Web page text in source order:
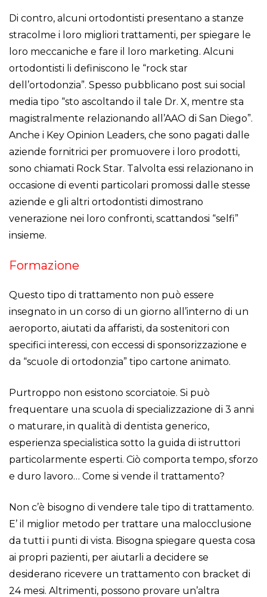
Di contro, alcuni ortodontisti presentano a stanze
stracolme i loro migliori trattamenti, per spiegare le
loro meccaniche e fare il loro marketing. Alcuni
ortodontisti li definiscono le “rock star
dell’ortodonzia”. Spesso pubblicano post sui social
media tipo “sto ascoltando il tale Dr. X, mentre sta
magistralmente relazionando all’AAO di San Diego”.
Anche i Key Opinion Leaders, che sono pagati dalle
aziende fornitrici per promuovere i loro prodotti,
sono chiamati Rock Star. Talvolta essi relazionano in
occasione di eventi particolari promossi dalle stesse
aziende e gli altri ortodontisti dimostrano
venerazione nei loro confronti, scattandosi “selfi”
insieme.
Formazione
Questo tipo di trattamento non può essere
insegnato in un corso di un giorno all’interno di un
aeroporto, aiutati da affaristi, da sostenitori con
specifici interessi, con eccessi di sponsorizzazione e
da “scuole di ortodonzia” tipo cartone animato.
Purtroppo non esistono scorciatoie. Si può
frequentare una scuola di specializzazione di 3 anni
o maturare, in qualità di dentista generico,
esperienza specialistica sotto la guida di istruttori
particolarmente esperti. Ciò comporta tempo, sforzo
e duro lavoro… Come si vende il trattamento?
Non c’è bisogno di vendere tale tipo di trattamento.
E’ il miglior metodo per trattare una malocclusione
da tutti i punti di vista. Bisogna spiegare questa cosa
ai propri pazienti, per aiutarli a decidere se
desiderano ricevere un trattamento con bracket di
24 mesi. Altrimenti, possono provare un’altra